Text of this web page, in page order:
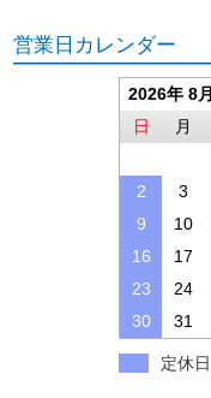
営業日カレンダー
2026年 8月
日
月
2
3
9
10
16
17
23
24
30
31
定休日